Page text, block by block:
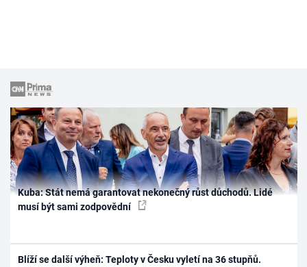
Kuba: Stát nemá garantovat nekonečný růst důchodů. Lidé
musí být sami zodpovědní
Blíží se další výheň: Teploty v Česku vyletí na 36 stupňů.